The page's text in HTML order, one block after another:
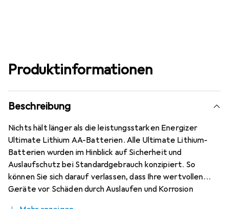
Produktinformationen
Beschreibung
Nichts hält länger als die leistungsstarken Energizer
Ultimate Lithium AA-Batterien. Alle Ultimate Lithium-
Batterien wurden im Hinblick auf Sicherheit und
Auslaufschutz bei Standardgebrauch konzipiert. So
können Sie sich darauf verlassen, dass Ihre wertvollen
Geräte vor Schäden durch Auslaufen und Korrosion